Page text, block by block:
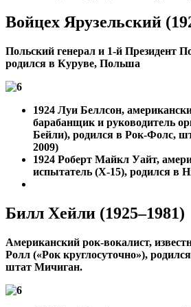
Войцех Ярузельский
Польский генерал и 1-й Президент
родился в Куруве, Польша
1924 Луи Беллсон,
барабанщик и руководитель
Бейли), родился в Рок-Фолс,
2009)
1924 Роберт Майкл Уайт,
испытатель (X-15), родился в
Билл Хейли (1925–1981)
Американский рок-вокалист,
Ролл («Рок круглосуточно»),
штат Мичиган.